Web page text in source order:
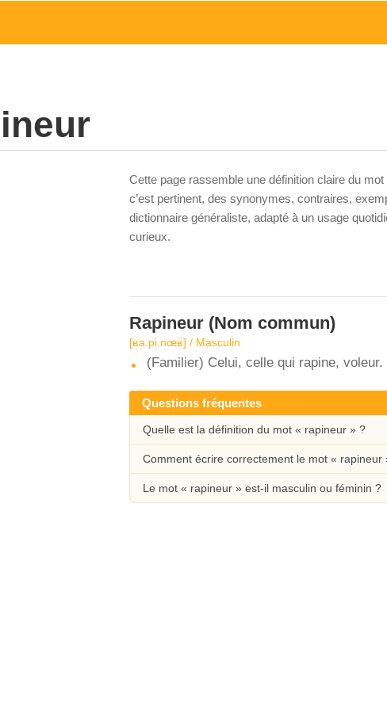
Cette page rassemble une définition claire du mot
c’est pertinent, des synonymes, contraires,
dictionnaire généraliste, adapté à un usage
curieux.
Rapineur (Nom commun)
[ʁa.pi.nœʁ] / Masculin
(Familier) Celui, celle qui rapine, voleur.
Questions fréquentes
Quelle est la définition du mot « rapineur » ?
Comment écrire correctement le mot « rapineur
Le mot « rapineur » est-il masculin ou féminin ?